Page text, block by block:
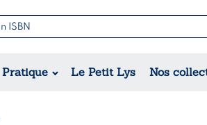
Pratique Le Petit Lys Nos
Jeunesse
Théâtre